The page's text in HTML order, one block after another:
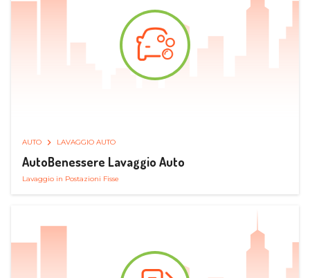
AUTO LAVAGGIO AUTO
AutoBenessere Lavaggio Auto
Lavaggio in Postazioni Fisse